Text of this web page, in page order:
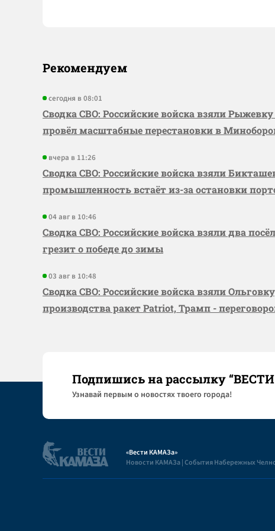
Рекомендуем
сегодня в 08:01
Сводка СВО: Российские войска взяли
провёл масштабные перестановки в
вчера в 11:26
Сводка СВО: Российские войска взяли
промышленность встаёт из-за остановки
04 авг в 10:46
Сводка СВО: Российские войска взяли два
грезит о победе до зимы
03 авг в 10:48
Сводка СВО: Российские войска взяли
производства ракет Patriot, Трамп -
Подпишись на рассылку
Узнaвай первым о новостях твоего города!
«Вести КАМАЗа»
Новости КАМАЗа | События Набережных